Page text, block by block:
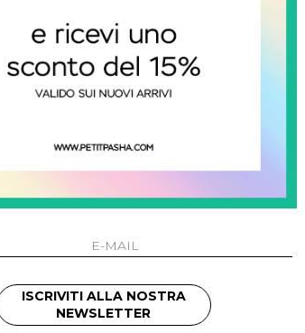
ISCRIVITI ALLA NOSTRA
NEWSLETTER